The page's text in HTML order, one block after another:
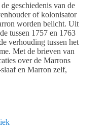
geschiedenis van de
of kolonisator
worden belicht. Uit
tussen 1757 en 1763
verhouding tussen het
Met de brieven van
over de Marrons
en Marron zelf,